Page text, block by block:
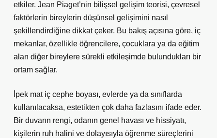
etkiler. Jean Piaget’nin bilişsel gelişim teorisi, çevresel
faktörlerin bireylerin düşünsel gelişimini nasıl
şekillendirdiğine dikkat çeker. Bu bakış açısına göre, iç
mekanlar, özellikle öğrencilere, çocuklara ya da eğitim
alan diğer bireylere sürekli etkileşimde bulundukları bir
ortam sağlar.
İpek mat iç cephe boyası, evlerde ya da sınıflarda
kullanılacaksa, estetikten çok daha fazlasını ifade eder.
Bir duvarın rengi, odanın genel havası ve hissiyatı,
kişilerin ruh halini ve dolayısıyla öğrenme süreçlerini